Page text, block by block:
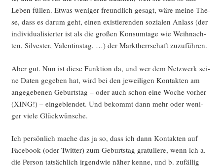
Leben fül­len. Etwas weni­ger freund­lich gesagt, wäre mei­ne The­
se, dass es dar­um geht, einen exis­tie­ren­den sozia­len Anlass (der
indi­vi­dua­li­sier­ter ist als die gro­ßen Kon­sum­ta­ge wie Weih­nach­
ten, Sil­ves­ter, Valen­tins­tag, …) der Markt­herr­schaft zuzuführen.
Aber gut. Nun ist die­se Funk­ti­on da, und wer dem Netz­werk sei­
ne Daten gege­ben hat, wird bei den jewei­li­gen Kon­tak­ten am
ange­ge­be­nen Geburts­tag – oder auch schon eine Woche vor­her
(XING!) – ein­ge­blen­det. Und bekommt dann mehr oder weni­
ger vie­le Glückwünsche.
Ich per­sön­lich mache das ja so, dass ich dann Kon­tak­ten auf
Face­book (oder Twit­ter) zum Geburts­tag gra­tu­lie­re, wenn ich a.
die Per­son tat­säch­lich irgend­wie näher ken­ne, und b. zufäl­lig